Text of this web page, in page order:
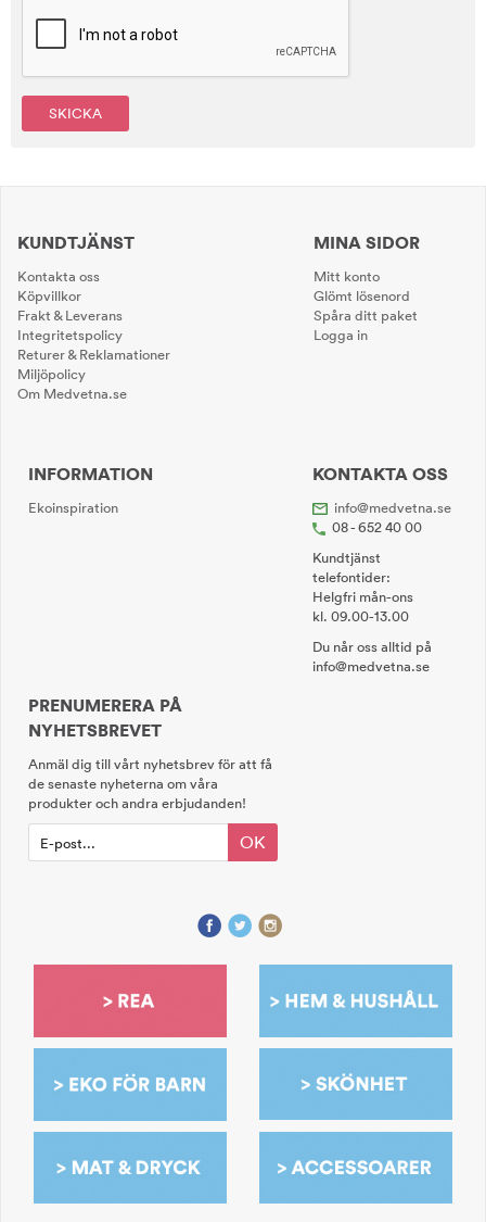
SKICKA
KUNDTJÄNST
Kontakta oss
Köpvillkor
Frakt & Leverans
Integritetspolicy
Returer & Reklamationer
Miljöpolicy
Om Medvetna.se
MINA SIDOR
Mitt konto
Glömt lösenord
Spåra ditt paket
Logga in
INFORMATION
Ekoinspiration
KONTAKTA OSS
info@medvetna.se
08 - 652 40 00
Kundtjänst
telefontider:
Helgfri mån-ons
kl. 09.00-13.00
Du når oss alltid på
info@medvetna.se
PRENUMERERA PÅ
NYHETSBREVET
Anmäl dig till vårt nyhetsbrev för att få
de senaste nyheterna om våra
produkter och andra erbjudanden!
OK